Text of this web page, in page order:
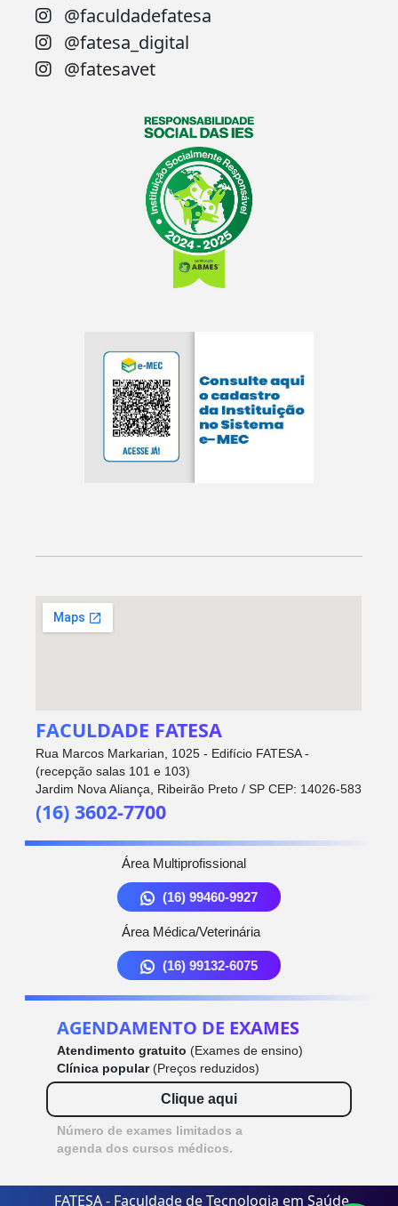
@faculdadefatesa
@fatesa_digital
@fatesavet
FACULDADE FATESA
Rua Marcos Markarian, 1025 - Edifício FATESA -
(recepção salas 101 e 103)
Jardim Nova Aliança, Ribeirão Preto / SP CEP: 14026-583
(16) 3602-7700
Área Multiprofissional
(16) 99460-9927
Área Médica/Veterinária
(16) 99132-6075
AGENDAMENTO DE EXAMES
Atendimento gratuito (Exames de ensino)
Clínica popular(Preços reduzidos)
Clique aqui
Número de exames limitados a
agenda dos cursos médicos.
FATESA - Faculdade de Tecnologia em Saúde